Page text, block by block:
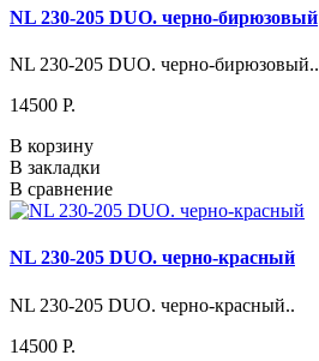
NL 230-205 DUO. черно-бирюзовый
NL 230-205 DUO. черно-бирюзовый..
14500 P.
В корзину
В закладки
В сравнение
NL 230-205 DUO. черно-красный
NL 230-205 DUO. черно-красный..
14500 P.